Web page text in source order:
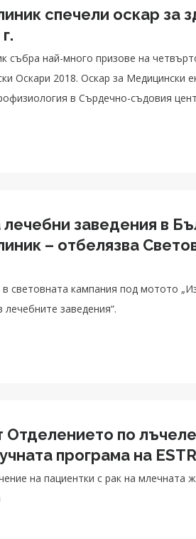
спечели оскар за
събра най-много призове на
Оскари 2018. Оскар за Медицински
в Сърдечно-съдовия център,
заведения в
– отбелязва
световната кампания под мотото
заведения“.
Отделението по
програма на
на пациентки с рак на млечната